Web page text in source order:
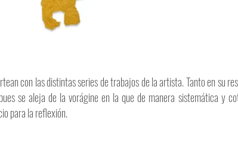
con las distintas series de trabajos de la artista. Tanto en su
se aleja de la vorágine en la que de manera sistemática y
para la reflexión.